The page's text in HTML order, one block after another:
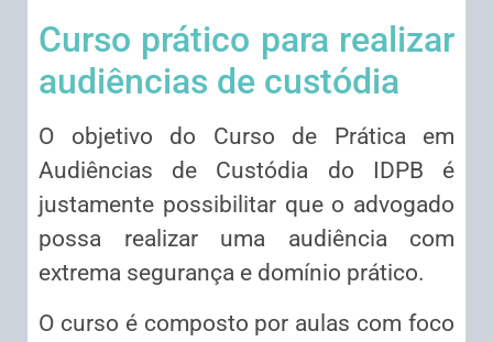
Curso prático para realizar
audiências de custódia
O objetivo do Curso de Prática em
Audiências de Custódia do IDPB é
justamente possibilitar que o advogado
possa realizar uma audiência com
extrema segurança e domínio prático.
O curso é composto por aulas com foco